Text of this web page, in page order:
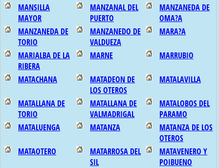
MANSILLA
MAYOR
MANZANAL DEL
PUERTO
MANZANEDA DE
OMA?A
MANZANEDA DE
TORIO
MANZANEDO DE
VALDUEZA
MARA?A
MARIALBA DE LA
RIBERA
MARNE MARRUBIO
MATACHANA
MATADEON DE
LOS OTEROS
MATALAVILLA
MATALLANA DE
TORIO
MATALLANA DE
VALMADRIGAL
MATALOBOS DEL
PARAMO
MATALUENGA
MATANZA
MATANZA DE LOS
OTEROS
MATAOTERO
MATARROSA DEL
SIL
MATAVENERO Y
POIBUENO